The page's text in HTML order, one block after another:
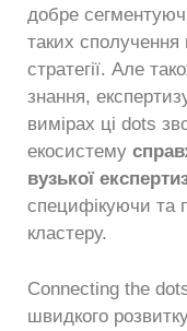
добре
таких сполучення
стратегії. Але
знання,
вимірах ці dots
екосистему
вузької
специфікуючи та
кластеру.
Connecting the
швидкого